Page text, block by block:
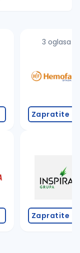
č, ć, š, đ,
3 oglasa
Zapratite
Zapratite